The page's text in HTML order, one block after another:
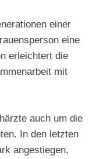
einer
eine
erleichtert die
mit
auch um die
In den letzten
angestiegen,